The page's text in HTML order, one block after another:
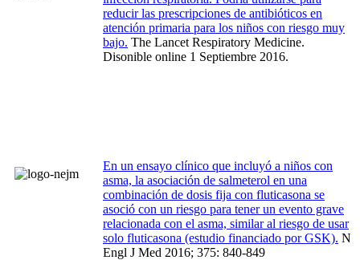
reducir las prescripciones de antibióticos en
atención primaria para los niños con riesgo muy
bajo. The Lancet Respiratory Medicine.
Disonible online 1 Septiembre 2016.
En un ensayo clínico que incluyó a niños con
asma, la asociación de salmeterol en una
combinación de dosis fija con fluticasona se
asoció con un riesgo para tener un evento grave
relacionada con el asma, similar al riesgo de usar
solo fluticasona (estudio financiado por GSK). N
Engl J Med 2016; 375: 840-849